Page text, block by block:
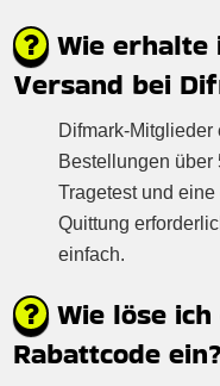
Wie erhalte
Versand bei
Difmark-
Bestellungen über
Tragetest und
Quittung
einfach.
Wie löse
Rabattcode ein?